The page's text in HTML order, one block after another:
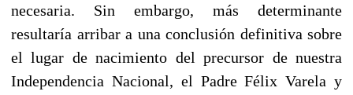
necesaria. Sin embargo, más determinante
resultaría arribar a una conclusión definitiva sobre
el lugar de nacimiento del precursor de nuestra
Independencia Nacional, el Padre Félix Varela y